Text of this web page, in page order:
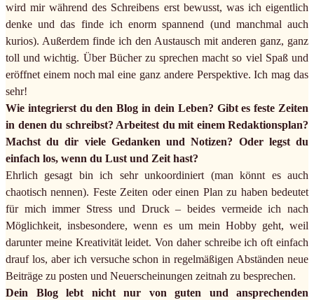
wird mir während des Schreibens erst bewusst, was ich eigentlich
denke und das finde ich enorm spannend (und manchmal auch
kurios). Außerdem finde ich den Austausch mit anderen ganz, ganz
toll und wichtig. Über Bücher zu sprechen macht so viel Spaß und
eröffnet einem noch mal eine ganz andere Perspektive. Ich mag das
sehr!
Wie integrierst du den Blog in dein Leben? Gibt es feste Zeiten
in denen du schreibst? Arbeitest du mit einem Redaktionsplan?
Machst du dir viele Gedanken und Notizen? Oder legst du
einfach los, wenn du Lust und Zeit hast?
Ehrlich gesagt bin ich sehr unkoordiniert (man könnt es auch
chaotisch nennen). Feste Zeiten oder einen Plan zu haben bedeutet
für mich immer Stress und Druck – beides vermeide ich nach
Möglichkeit, insbesondere, wenn es um mein Hobby geht, weil
darunter meine Kreativität leidet. Von daher schreibe ich oft einfach
drauf los, aber ich versuche schon in regelmäßigen Abständen neue
Beiträge zu posten und Neuerscheinungen zeitnah zu besprechen.
Dein Blog lebt nicht nur von guten und ansprechenden